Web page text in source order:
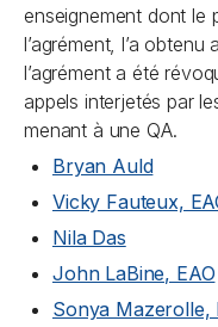
enseignement dont le
l’agrément, l’a
l’agrément a été
appels interjetés par
menant à une QA.
Bryan Auld
Vicky Fauteux,
Nila Das
John LaBine, EAO
Sonya Mazerolle,